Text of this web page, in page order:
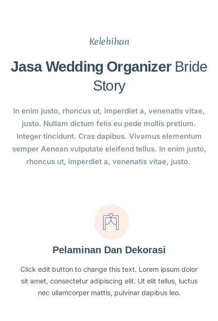
Kelebihan
Jasa Wedding Organizer Bride
Story
In enim justo, rhoncus ut, imperdiet a, venenatis vitae,
justo. Nullam dictum felis eu pede mollis pretium.
Integer tincidunt. Cras dapibus. Vivamus elementum
semper Aenean vulputate eleifend tellus. In enim justo,
rhoncus ut, imperdiet a, venenatis vitae, justo.
Pelaminan Dan Dekorasi
Click edit button to change this text. Lorem ipsum dolor
sit amet, consectetur adipiscing elit. Ut elit tellus, luctus
nec ullamcorper mattis, pulvinar dapibus leo.